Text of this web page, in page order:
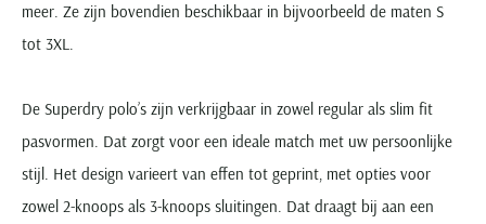
meer. Ze zijn bovendien beschikbaar in bijvoorbeeld de maten S
tot 3XL.
De Superdry polo’s zijn verkrijgbaar in zowel regular als slim fit
pasvormen. Dat zorgt voor een ideale match met uw persoonlijke
stijl. Het design varieert van effen tot geprint, met opties voor
zowel 2-knoops als 3-knoops sluitingen. Dat draagt bij aan een